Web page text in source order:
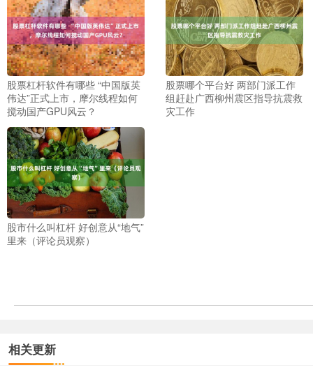
股票杠杆软件有哪些 “中国版英
伟达”正式上市，摩尔线程如何
搅动国产GPU风云？
股票哪个平台好 两部门派工作
组赶赴广西柳州震区指导抗震救
灾工作
股市什么叫杠杆 好创意从“地气”
里来（评论员观察）
相关更新